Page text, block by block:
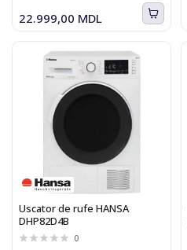
22.999,00 MDL
Uscator de rufe HANSA
DHP82D4B
0